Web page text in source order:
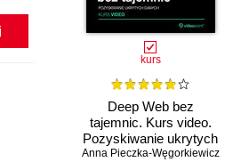
kurs
Deep Web bez
tajemnic. Kurs video.
Pozyskiwanie ukrytych
danych
Anna Pieczka-Węgorkiewicz